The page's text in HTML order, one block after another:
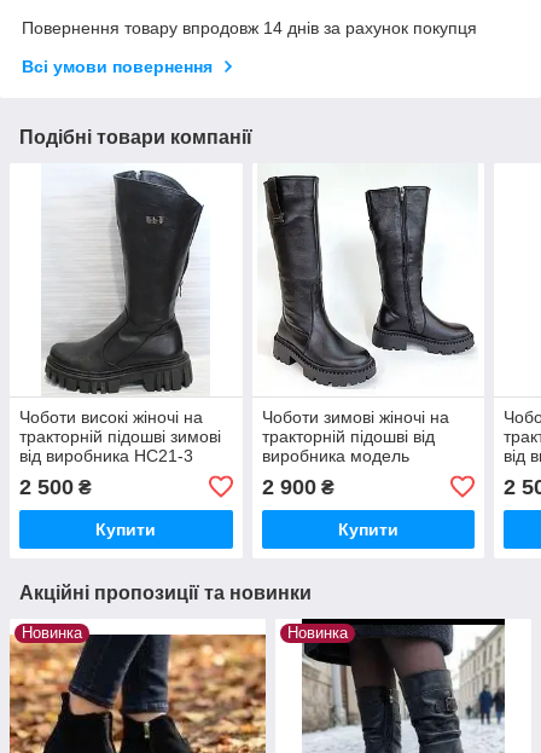
Повернення товару впродовж 14 днів за рахунок покупця
Всі умови повернення
Подібні товари компанії
Чоботи високі жіночі на
тракторній підошві зимові
від виробника НС21-3
2 500 ₴
Купити
Чоботи зимові жіночі на
тракторній підошві від
виробника модель
2 900₴
Купити
від
2
Акційні пропозиції та новинки
Новинка Новинка